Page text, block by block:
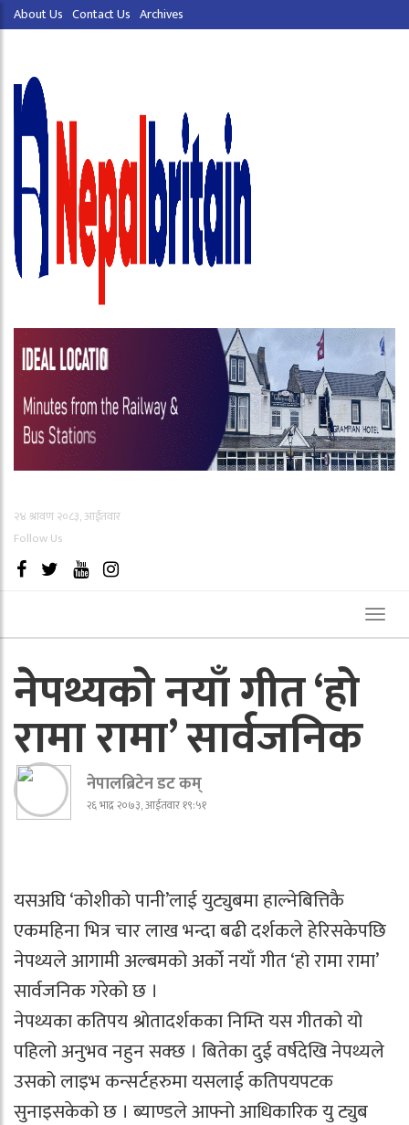
About Us Contact Us Archives
२४ श्रावण २०८३, आईतवार
Follow Us
नेपथ्यको नयाँ गीत ‘हो
रामा रामा’ सार्वजनिक
नेपालब्रिटेन डट कम्
२६ भाद्र २०७३, आईतवार १९:५१
यसअघि ‘कोशीको पानी’लाई युट्युबमा हाल्नेबित्तिकै
एकमहिना भित्र चार लाख भन्दा बढी दर्शकले हेरिसकेपछि
नेपथ्यले आगामी अल्बमको अर्को नयाँ गीत ‘हो रामा रामा’
सार्वजनिक गरेको छ ।
नेपथ्यका कतिपय श्रोतादर्शकका निम्ति यस गीतको यो
पहिलो अनुभव नहुन सक्छ । बितेका दुई वर्षदेखि नेपथ्यले
उसको लाइभ कन्सर्टहरुमा यसलाई कतिपयपटक
सुनाइसकेको छ । ब्याण्डले आफ्नो आधिकारिक यु ट्युब